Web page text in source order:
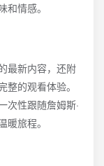
情感。
最新内容，还附
的观看体验。
次性跟随詹姆斯·
旅程。